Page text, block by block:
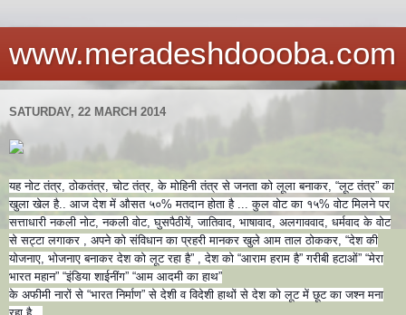
www.meradeshdoooba.com
SATURDAY, 22 MARCH 2014
यह नोट तंत्र, ठोकतंत्र, चोट तंत्र, के मोहिनी तंत्र से जनता को लूला बनाकर, “लूट तंत्र” का
खुला खेल है.. आज देश में औसत ५०% मतदान होता है ... कुल वोट का १५% वोट मिलने पर
सत्ताधारी नकली नोट, नकली वोट, घुसपैठीयें, जातिवाद, भाषावाद, अलगाववाद, धर्मवाद के वोट
से सट्टा लगाकर , अपने को संविधान का प्रहरी मानकर खुले आम ताल ठोककर, “देश की
योजनाए, भोजनाए बनाकर देश को लूट रहा है” , देश को “आराम हराम है” गरीबी हटाओं” “मेरा
भारत महान” “इंडिया शाईनींग” “आम आदमी का हाथ”
के अफीमी नारों से “भारत निर्माण” से देशी व विदेशी हाथों से देश को लूट में छूट का जश्न मना